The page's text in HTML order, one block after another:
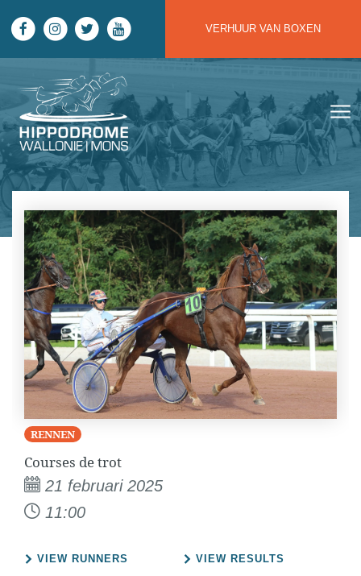
VERHUUR VAN BOXEN
Hippodrome Wallonie | Mons
RENNEN
Courses de trot
21 februari 2025
11:00
VIEW RUNNERS VIEW RESULTS